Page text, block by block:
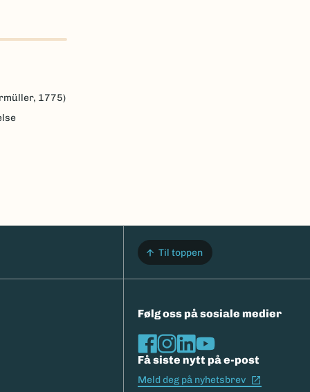
1775)
Til toppen
Følg oss på sosiale medier
Få siste nytt på e-post
Meld deg på nyhetsbrev